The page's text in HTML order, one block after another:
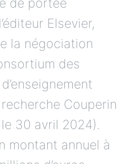
Elsevier,
la négociation
des
Couperin
30 avril 2024).
montant annuel à
d’euros,